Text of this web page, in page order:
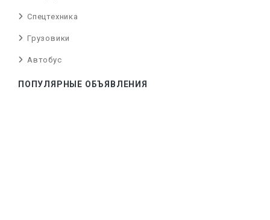
Спецтехника
Грузовики
Автобус
ПОПУЛЯРНЫЕ ОБЪЯВЛЕНИЯ